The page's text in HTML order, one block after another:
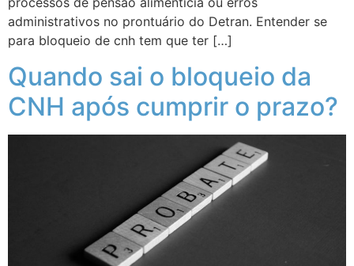
administrativos no prontuário do Detran. Entender se
para bloqueio de cnh tem que ter […]
Quando sai o bloqueio da
CNH após cumprir o prazo?